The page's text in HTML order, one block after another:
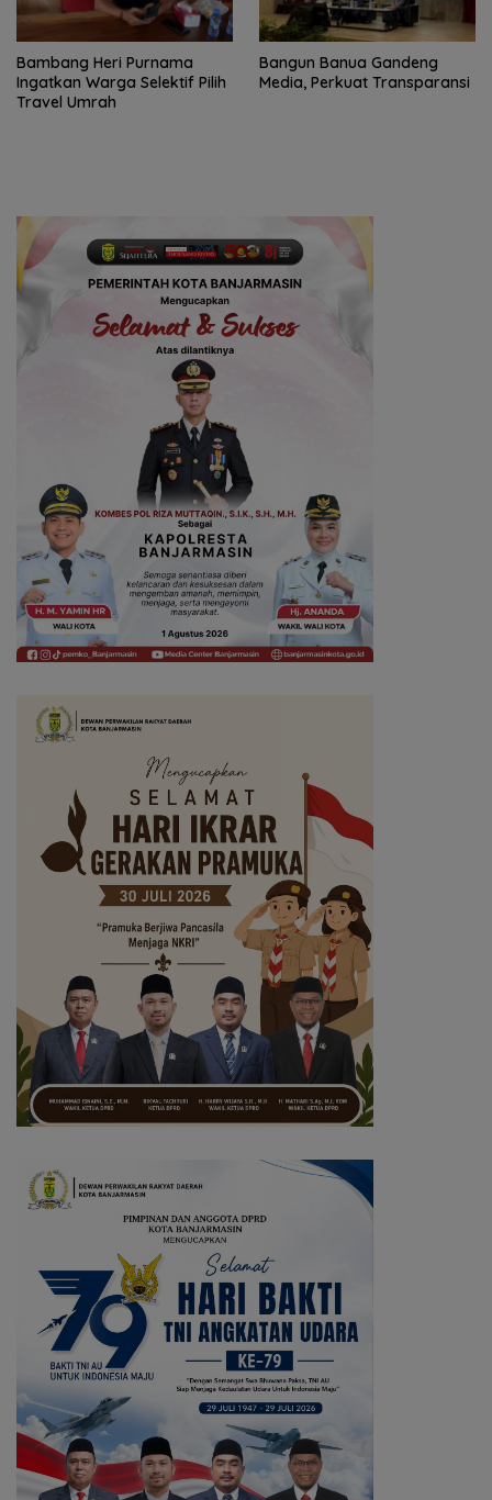
Bambang Heri Purnama
Ingatkan Warga Selektif Pilih
Travel Umrah
Bangun Banua Gandeng
Media, Perkuat Transparansi